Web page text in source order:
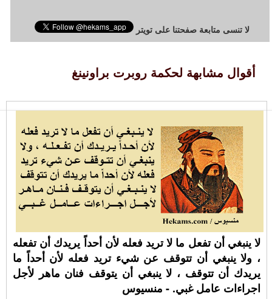
لا تنسى متابعة صفحتنا على تويتر
أقوال مشابهة لحكمة روبرت براونينغ
لا ينبغي أن تفعل ما لا تريد فعله لأن أحداً يريدك أن تفعله
، ولا ينبغي أن تتوقف عن شيء تريد فعله لأن أحداً ما
يريدك أن تتوقف ، لا ينبغي أن يتوقف فنان ماهر لأجل
اجراءات عامل غبي. - منسيوس